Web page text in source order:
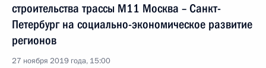
строительства трассы М11 Москва – Санкт-
Петербург на социально-экономическое развитие
регионов
27 ноября 2019 года, 15:00